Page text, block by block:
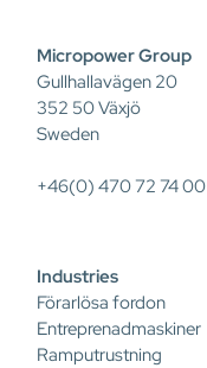
Micropower Group
Gullhallavägen 20
352 50 Växjö
Sweden
+46(0) 470 72 74 00
Industries
Förarlösa fordon
Entreprenadmaskiner
Ramputrustning